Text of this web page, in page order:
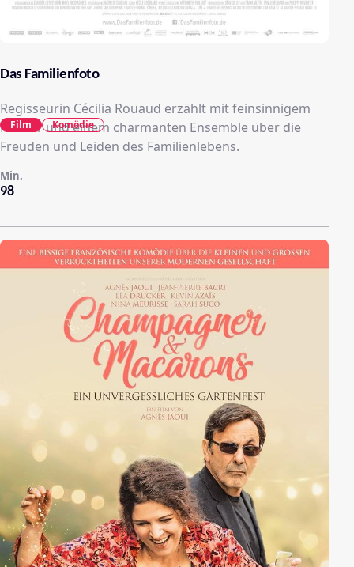
Das Familienfoto
Regisseurin Cécilia Rouaud erzählt mit feinsinnigem
Humor und einem charmanten Ensemble über die
Freuden und Leiden des Familienlebens.
98
Min.
Film Komödie